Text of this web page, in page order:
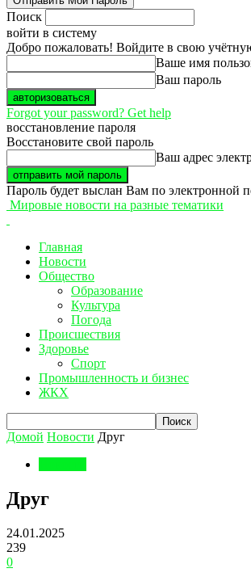
Поиск
войти в систему
Добро пожаловать! Войдите в свою
Ваше имя
Ваш пароль
Forgot your password? Get help
восстановление пароля
Восстановите свой пароль
Ваш адрес
Пароль будет выслан Вам по электронной
Мировые новости на разные тематики
Главная
Новости
Общество
Образование
Культура
Погода
Происшествия
Здоровье
Спорт
Промышленность и бизнес
ЖКХ
Домой Новости Друг
Друг
24.01.2025
239
0